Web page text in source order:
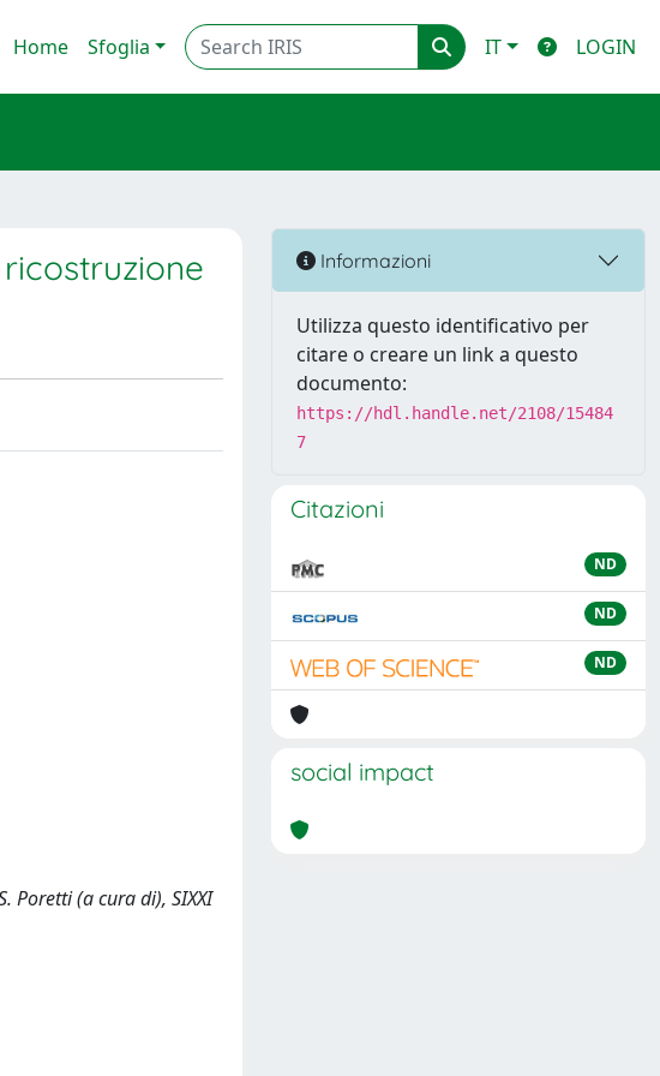
Home Sfoglia IT LOGIN
Poretti (a cura di), SIXXI
Informazioni
Utilizza questo identificativo per
citare o creare un link a questo
documento:
https://hdl.handle.net/2108/15484
7
Citazioni
ND
ND
ND
social impact